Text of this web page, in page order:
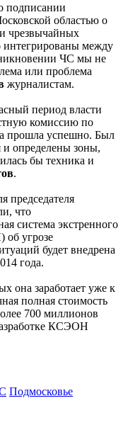
подписании
областью о
чрезвычайных
интегрированы между
ЧС мы не
или проблема
журналистам.
период власти
комиссию по
прошла успешно. Был
и определены зоны,
бы техника и
.
председателя
что
система экстренного
угрозе
будет внедрена
года.
она заработает уже к
полная стоимость
700 миллионов
КСЭОН
Подмосковье